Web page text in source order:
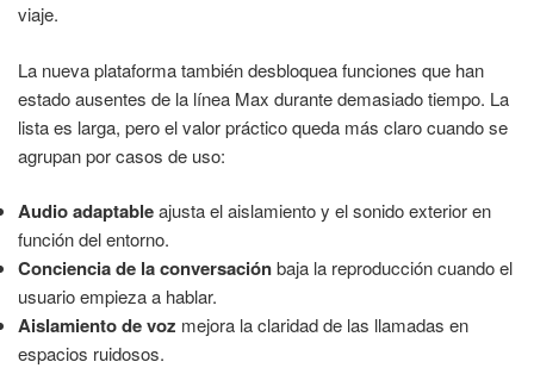
viaje.
La nueva plataforma también desbloquea funciones que han
estado ausentes de la línea Max durante demasiado tiempo. La
lista es larga, pero el valor práctico queda más claro cuando se
agrupan por casos de uso:
Audio adaptableajusta el aislamiento y el sonido exterior en
función del entorno.
Conciencia de la conversaciónbaja la reproducción cuando el
usuario empieza a hablar.
Aislamiento de voz mejora la claridad de las llamadas en
espacios ruidosos.